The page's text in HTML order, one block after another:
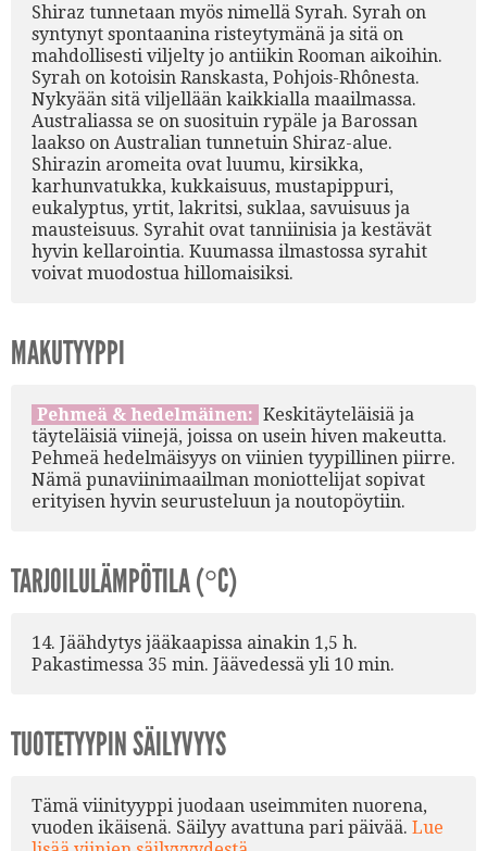
Shiraz tunnetaan myös nimellä Syrah. Syrah on
syntynyt spontaanina risteytymänä ja sitä on
mahdollisesti viljelty jo antiikin Rooman aikoihin.
Syrah on kotoisin Ranskasta, Pohjois-Rhônesta.
Nykyään sitä viljellään kaikkialla maailmassa.
Australiassa se on suosituin rypäle ja Barossan
laakso on Australian tunnetuin Shiraz-alue.
Shirazin aromeita ovat luumu, kirsikka,
karhunvatukka, kukkaisuus, mustapippuri,
eukalyptus, yrtit, lakritsi, suklaa, savuisuus ja
mausteisuus. Syrahit ovat tanniinisia ja kestävät
hyvin kellarointia. Kuumassa ilmastossa syrahit
voivat muodostua hillomaisiksi.
MAKUTYYPPI
Pehmeä & hedelmäinen: Keskitäyteläisiä ja
täyteläisiä viinejä, joissa on usein hiven makeutta.
Pehmeä hedelmäisyys on viinien tyypillinen piirre.
Nämä punaviinimaailman moniottelijat sopivat
erityisen hyvin seurusteluun ja noutopöytiin.
TARJOILULÄMPÖTILA (°C)
14. Jäähdytys jääkaapissa ainakin 1,5 h.
Pakastimessa 35 min. Jäävedessä yli 10 min.
TUOTETYYPIN SÄILYVYYS
Tämä viinityyppi juodaan useimmiten nuorena,
vuoden ikäisenä. Säilyy avattuna pari päivää. Lue